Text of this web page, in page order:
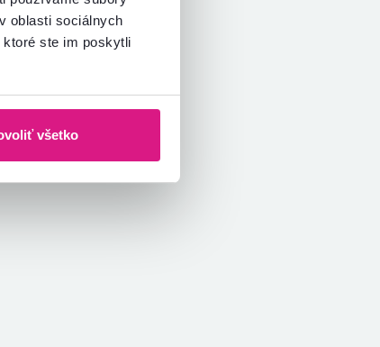
oblasti sociálnych
ste im poskytli
všetko